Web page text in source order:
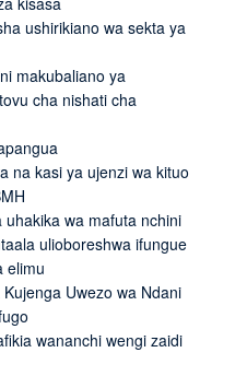
ushirikiano wa sekta ya
makubaliano ya
cha nishati cha
na kasi ya ujenzi wa kituo
wa mafuta nchini
ulioboreshwa ifungue
elimu
Uwezo wa Ndani
wananchi wengi zaidi